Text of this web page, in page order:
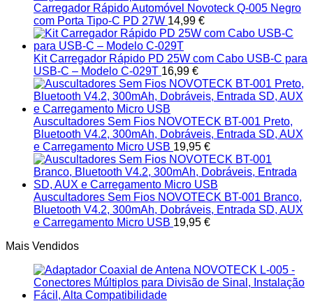
Carregador Rápido Automóvel Novoteck Q-005 Negro
com Porta Tipo-C PD 27W 14,99 €
Kit Carregador Rápido PD 25W com Cabo USB-C para
USB-C – Modelo C-029T 16,99 €
Auscultadores Sem Fios NOVOTECK BT-001 Preto,
Bluetooth V4.2, 300mAh, Dobráveis, Entrada SD, AUX
e Carregamento Micro USB 19,95 €
Auscultadores Sem Fios NOVOTECK BT-001 Branco,
Bluetooth V4.2, 300mAh, Dobráveis, Entrada SD, AUX
e Carregamento Micro USB 19,95 €
Mais Vendidos